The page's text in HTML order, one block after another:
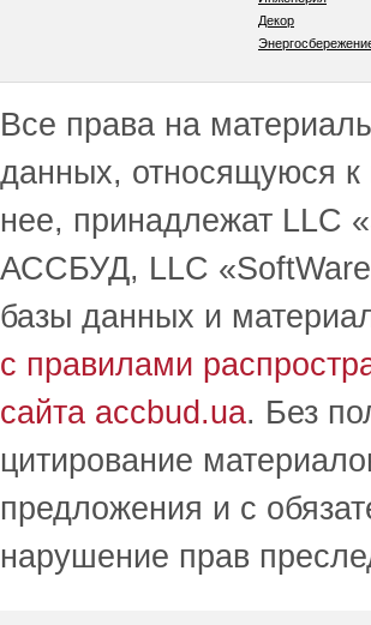
Декор
Все права на
данных, относящуюся к
нее, принадлежат LLC
АССБУД, LLC «SoftWare
базы данных и
с правилами
сайта accbud.ua. Без
цитирование
предложения и с
нарушение прав